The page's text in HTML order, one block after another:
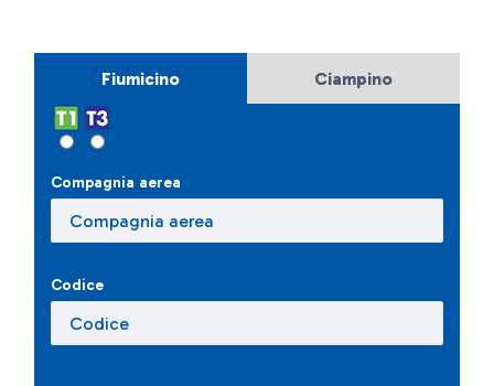
Fiumicino Ciampino
Compagnia aerea
Codice